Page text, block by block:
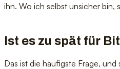
ihn. Wo ich selbst unsicher bin,
Ist es zu spät für
Das ist die häufigste Frage,